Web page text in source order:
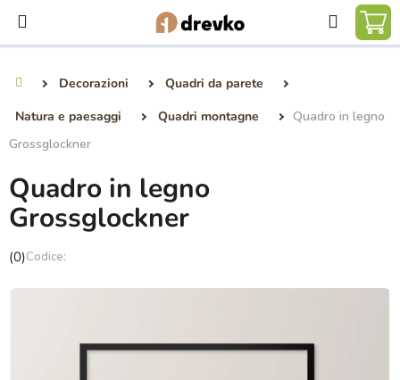
contenuto
Ricerca
Decorazioni
Quadri da parete
Natura e paesaggi
Quadri montagne
Quadro in legno
Grossglockner
Quadro in legno
Grossglockner
La
media
(0)